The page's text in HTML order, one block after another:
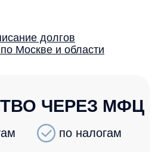
и области
по налогам
по ЖКХ